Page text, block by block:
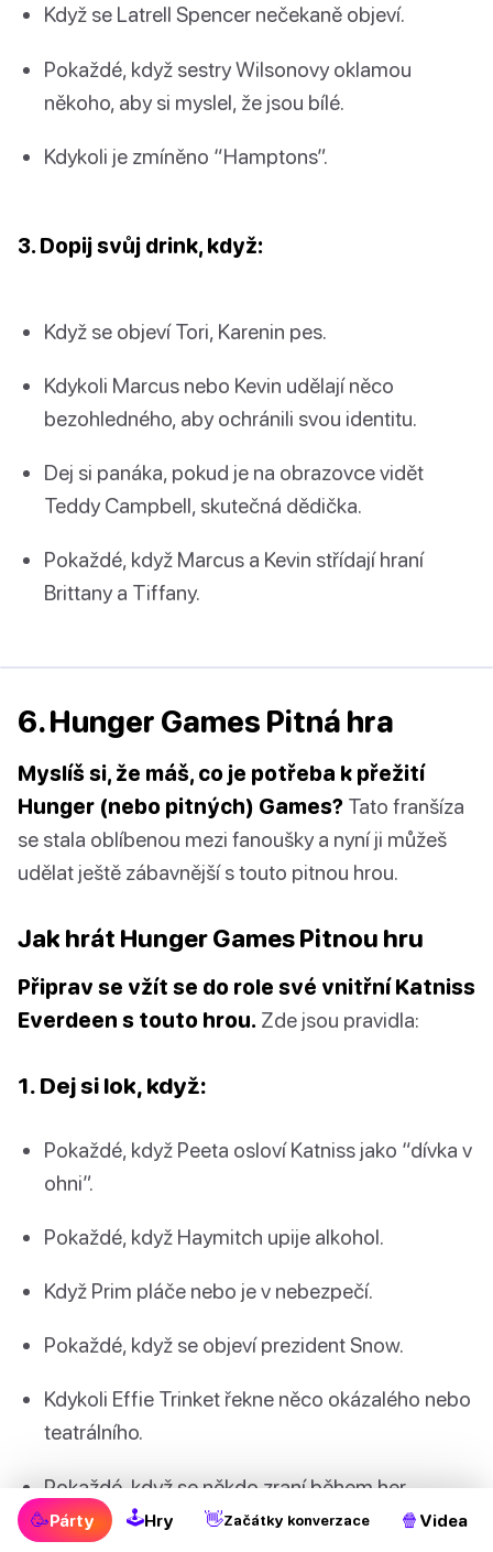
Když se Latrell Spencer nečekaně objeví.
Pokaždé, když sestry Wilsonovy oklamou
někoho, aby si myslel, že jsou bílé.
Kdykoli je zmíněno “Hamptons”.
3. Dopij svůj drink, když:
Když se objeví Tori, Karenin pes.
Kdykoli Marcus nebo Kevin udělají něco
bezohledného, aby ochránili svou identitu.
Dej si panáka, pokud je na obrazovce vidět
Teddy Campbell, skutečná dědička.
Pokaždé, když Marcus a Kevin střídají hraní
Brittany a Tiffany.
6. Hunger Games Pitná hra
Myslíš si, že máš, co je potřeba k přežití
Hunger (nebo pitných) Games? Tato franšíza
se stala oblíbenou mezi fanoušky a nyní ji můžeš
udělat ještě zábavnější s touto pitnou hrou.
Jak hrát Hunger Games Pitnou hru
Připrav se vžít se do role své vnitřní Katniss
Everdeen s touto hrou. Zde jsou pravidla:
1. Dej si lok, když:
Pokaždé, když Peeta osloví Katniss jako “dívka v
ohni”.
Pokaždé, když Haymitch upije alkohol.
Když Prim pláče nebo je v nebezpečí.
Pokaždé, když se objeví prezident Snow.
Kdykoli Effie Trinket řekne něco okázalého nebo
teatrálního.
Pokaždé, když se někdo zraní během her.
Když se Gale objeví na obrazovce (dej si dva
🥳Párty 🕹Hry 👋Začátky konverzace 🍿 Videa